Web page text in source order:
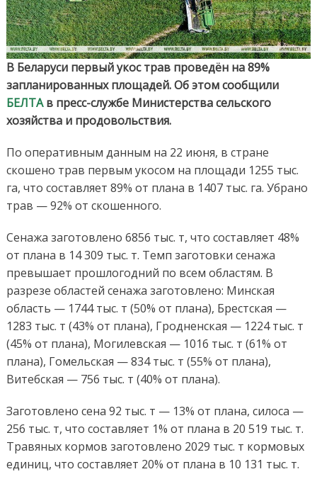
В Беларуси первый укос трав проведён на 89%
запланированных площадей. Об этом сообщили
БЕЛТАв пресс-службе Министерства сельского
хозяйства и продовольствия.
По оперативным данным на 22 июня, в стране
скошено трав первым укосом на площади 1255 тыс.
га, что составляет 89% от плана в 1407 тыс. га. Убрано
трав — 92% от скошенного.
Сенажа заготовлено 6856 тыс. т, что составляет 48%
от плана в 14 309 тыс. т. Темп заготовки сенажа
превышает прошлогодний по всем областям. В
разрезе областей сенажа заготовлено: Минская
область — 1744 тыс. т (50% от плана), Брестская —
1283 тыс. т (43% от плана), Гродненская — 1224 тыс. т
(45% от плана), Могилевская — 1016 тыс. т (61% от
плана), Гомельская — 834 тыс. т (55% от плана),
Витебская — 756 тыс. т (40% от плана).
Заготовлено сена 92 тыс. т — 13% от плана, силоса —
256 тыс. т, что составляет 1% от плана в 20 519 тыс. т.
Травяных кормов заготовлено 2029 тыс. т кормовых
единиц, что составляет 20% от плана в 10 131 тыс. т.